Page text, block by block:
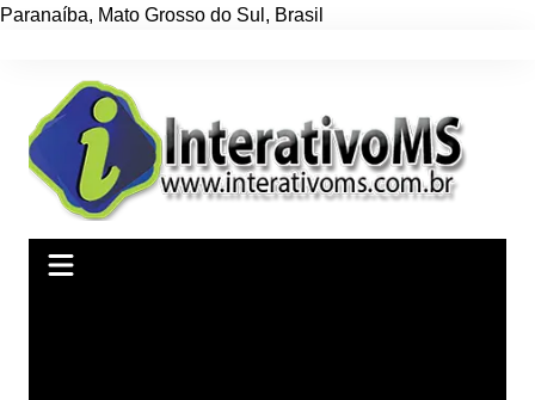
Paranaíba, Mato Grosso do Sul , Brasil
conteúdo